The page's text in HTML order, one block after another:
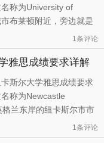
称为University of
布莱顿附近，旁边就是
Downs）。学校交通
和公交系统，骑行在当
莱顿要9分钟，到伦敦要
火车站 ...
1条评论
雅思成绩要求详解
斯尔大学雅思成绩要求
称为Newcastle
兰东岸的纽卡斯尔市市
马帝国哈德里安皇帝修
城墙。城市中拥有地
1条评论